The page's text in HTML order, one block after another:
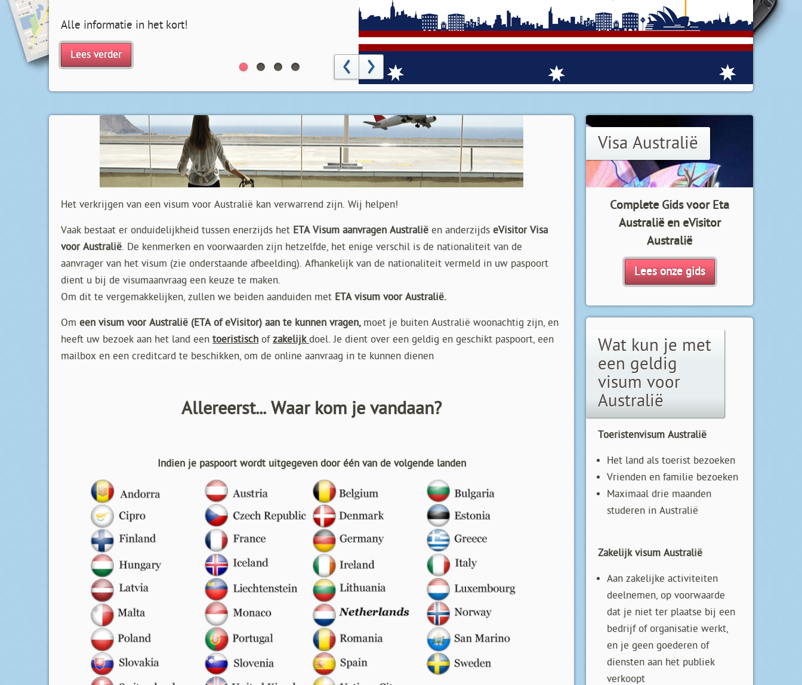
Alle informatie in het kort!
Lees verder ›
‹
Het verkrijgen van een visum voor Australië kan verwarrend zijn. Wij helpen!
Vaak bestaat er onduidelijkheid tussen enerzijds het ETA Visum aanvragen Australië en anderzijds eVisitor Visa
voor Australië. De kenmerken en voorwaarden zijn hetzelfde, het enige verschil is de nationaliteit van de
aanvrager van het visum (zie onderstaande afbeelding). Afhankelijk van de nationaliteit vermeld in uw paspoort
dient u bij de visumaanvraag een keuze te maken.
Om dit te vergemakkelijken, zullen we beiden aanduiden met ETA visum voor Australië.
Om een visum voor Australië (ETA of eVisitor) aan te kunnen vragen,moet je buiten Australië woonachtig zijn, en
heeft uw bezoek aan het land een toeristisch of zakelijk doel. Je dient over een geldig en geschikt paspoort, een
mailbox en een creditcard te beschikken, om de online aanvraag in te kunnen dienen
Allereerst... Waar kom je vandaan?
Indien je paspoort wordt uitgegeven door één van de volgende landen
Visa Australië
Complete Gids voor Eta
Australië en eVisitor
Australië
Lees onze gids
Wat kun je met
een geldig
visum voor
Australië
Toeristenvisum Australië
Het land als toerist bezoeken
Vrienden en familie bezoeken
Maximaal drie maanden
studeren in Australië
Zakelijk visum Australië
Aan zakelijke activiteiten
deelnemen, op voorwaarde
dat je niet ter plaatse bij een
bedrijf of organisatie werkt,
en je geen goederen of
diensten aan het publiek
verkoopt